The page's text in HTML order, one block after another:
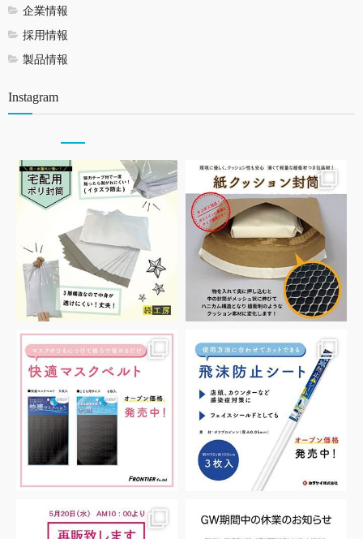
企業情報
採用情報
製品情報
Instagram